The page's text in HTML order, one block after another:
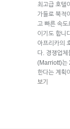
최고급 호텔
가들로 북적
고 빠른 속도
이기도 합니
아프리카의
다. 경쟁업
(Marriott)는
한다는 계획
보기